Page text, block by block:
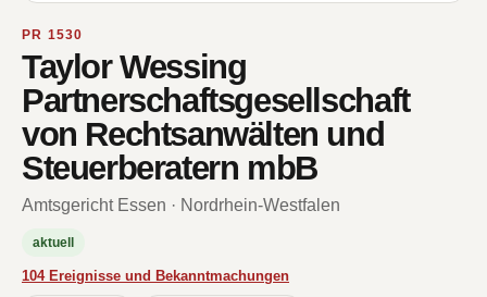
PR 1530
Taylor Wessing
Partnerschaftsgesellschaft
von Rechtsanwälten und
Steuerberatern mbB
Amtsgericht Essen · Nordrhein-Westfalen
aktuell
104 Ereignisse und Bekanntmachungen